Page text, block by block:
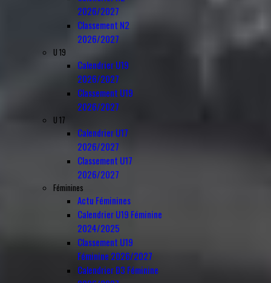
2026/2027
Classement N2
2026/2027
U 19
Calendrier U19
2026/2027
Classement U19
2026/2027
U 17
Calendrier U17
2026/2027
Classement U17
2026/2027
Féminines
Actu Féminines
Calendrier U19 Féminine
2024/2025
Classement U19
Féminine 2026/2027
Calendrier D3 Féminine